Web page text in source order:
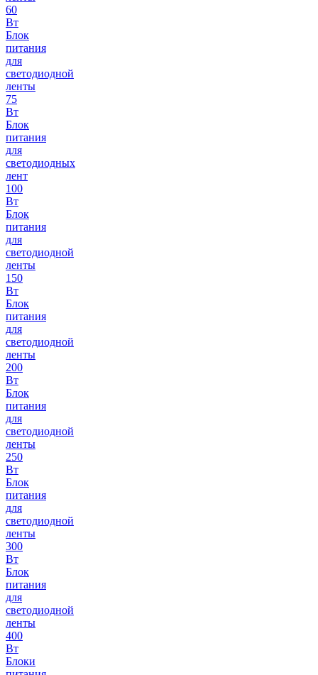
60
Вт
Блок
питания
для
светодиодной
ленты
75
Вт
Блок
питания
для
светодиодных
лент
100
Вт
Блок
питания
для
светодиодной
ленты
150
Вт
Блок
питания
для
светодиодной
ленты
200
Вт
Блок
питания
для
светодиодной
ленты
250
Вт
Блок
питания
для
светодиодной
ленты
300
Вт
Блок
питания
для
светодиодной
ленты
400
Вт
Блоки